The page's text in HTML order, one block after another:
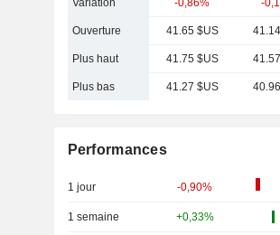
Variation -0,86% -
Ouverture 41.65 $US
Plus haut 41.75 $US
Plus bas 41.27 $US
Performances
1 jour -0,90%
1 semaine +0,33%